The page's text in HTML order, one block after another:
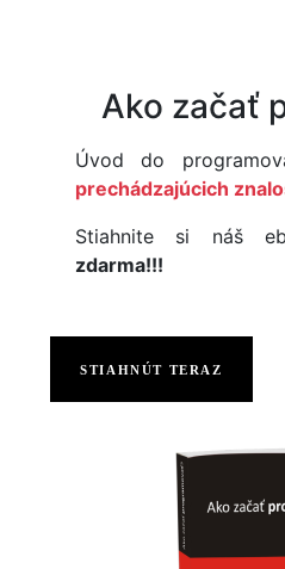
Ako začať
Úvod do
prechádzajúcich
Stiahnite si náš
zdarma!!!
STIAHNÚT TERAZ